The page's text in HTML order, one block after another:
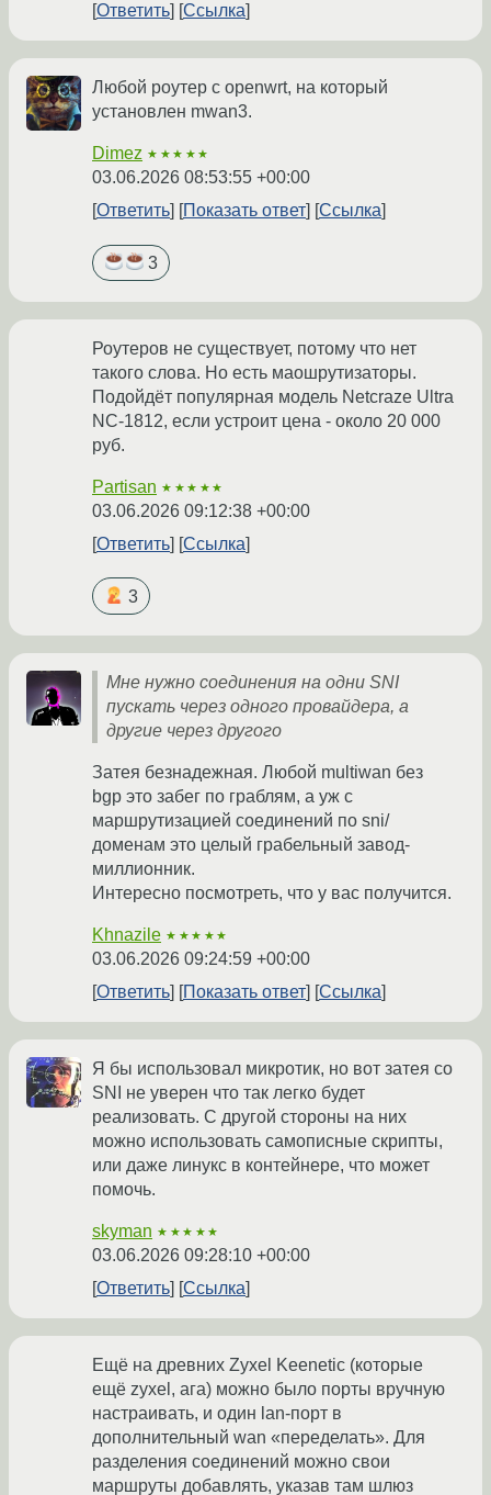
Ответить
Ссылка
Любой роутер с openwrt, на который
установлен mwan3.
Dimez ★★★★★
03.06.2026 08:53:55 +00:00
Ответить
Показать ответ Ссылка
3
Роутеров не существует, потому что нет
такого слова. Но есть маошрутизаторы.
Подойдёт популярная модель Netcraze Ultra
NC-1812, если устроит цена - около 20 000
руб.
Partisan ★★★★★
03.06.2026 09:12:38 +00:00
Ответить
Ссылка
3
Мне нужно соединения на одни SNI
пускать через одного провайдера, а
другие через другого
Затея безнадежная. Любой multiwan без
bgp это забег по граблям, а уж с
маршрутизацией соединений по sni/
доменам это целый грабельный завод-
миллионник.
Интересно посмотреть, что у вас получится.
Khnazile ★★★★★
03.06.2026 09:24:59 +00:00
Ответить
Показать ответ Ссылка
Я бы использовал микротик, но вот затея со
SNI не уверен что так легко будет
реализовать. С другой стороны на них
можно использовать самописные скрипты,
или даже линукс в контейнере, что может
помочь.
skyman ★★★★★
03.06.2026 09:28:10 +00:00
Ответить
Ссылка
Ещё на древних Zyxel Keenetic (которые
ещё zyxel, ага) можно было порты вручную
настраивать, и один lan-порт в
дополнительный wan «переделать». Для
разделения соединений можно свои
маршруты добавлять, указав там шлюз